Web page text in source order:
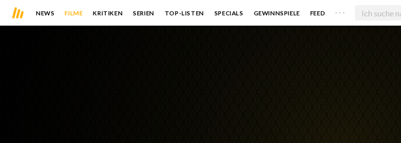
NEWS FILME KRITIKEN SERIEN TOP-LISTEN SPECIALS GEWINNSPIELE FEED . . .